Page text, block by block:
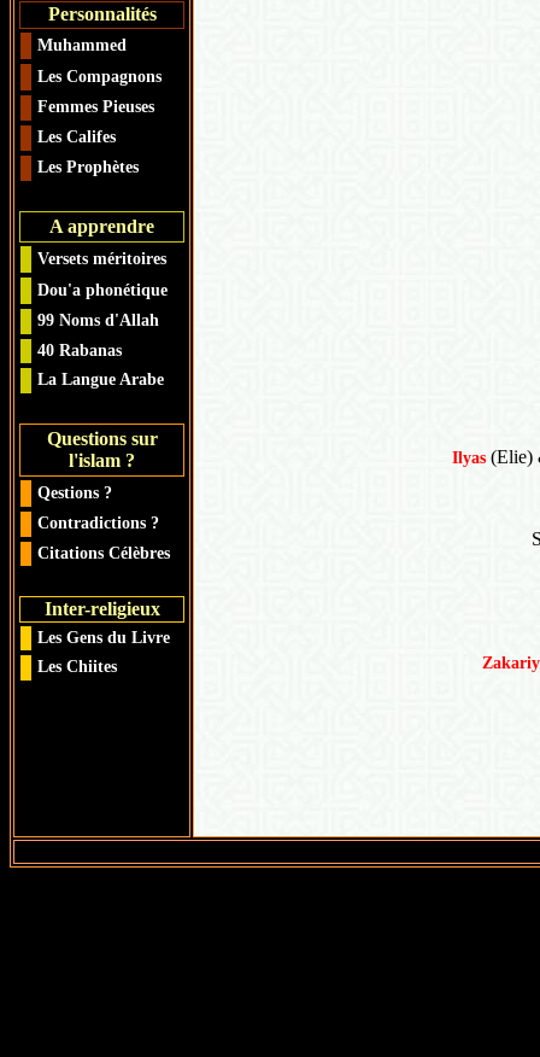
Personnalités
Muhammed
Les Compagnons
Femmes Pieuses
Les Califes
Les Prophètes
A apprendre
Versets méritoires
Dou'a phonétique
99 Noms d'Allah
40 Rabanas
La Langue Arabe
Questions sur
l'islam ?
Qestions ?
Contradictions ?
Citations Célèbres
Inter-religieux
Les Gens du Livre
Les Chiites
Ilyas(Elie)